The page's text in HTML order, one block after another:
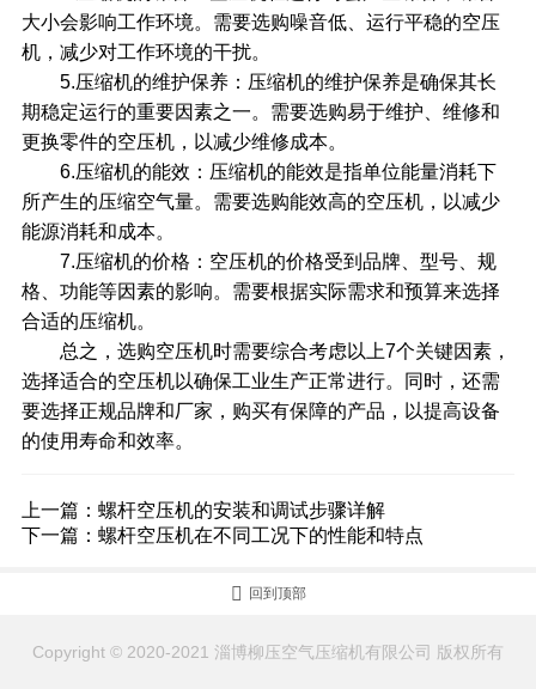
大小会影响工作环境。需要选购噪音低、运行平稳的空压
机，减少对工作环境的干扰。
5.压缩机的维护保养：压缩机的维护保养是确保其长
期稳定运行的重要因素之一。需要选购易于维护、维修和
更换零件的空压机，以减少维修成本。
6.压缩机的能效：压缩机的能效是指单位能量消耗下
所产生的压缩空气量。需要选购能效高的空压机，以减少
能源消耗和成本。
7.压缩机的价格：空压机的价格受到品牌、型号、规
格、功能等因素的影响。需要根据实际需求和预算来选择
合适的压缩机。
总之，选购空压机时需要综合考虑以上7个关键因素，
选择适合的空压机以确保工业生产正常进行。同时，还需
要选择正规品牌和厂家，购买有保障的产品，以提高设备
的使用寿命和效率。
上一篇： 螺杆空压机的安装和调试步骤详解
下一篇： 螺杆空压机在不同工况下的性能和特点
 回到顶部
Copyright © 2020-2021 淄博柳压空气压缩机有限公司 版权所有